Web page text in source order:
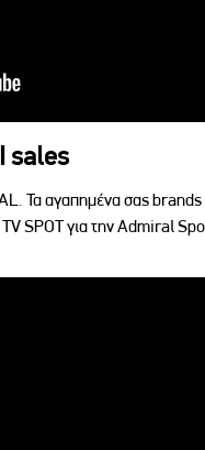
sales
Τα αγαπημένα σας
SPOT για την Admiral